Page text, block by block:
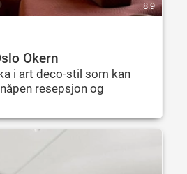
8.9
Okern
i art deco-stil som kan
resepsjon og